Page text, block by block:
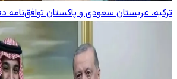
ترکیه، عربستان سعودی و پاکستان توافق‌نامه